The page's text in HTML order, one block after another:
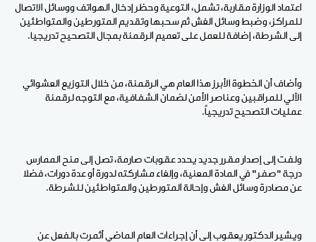
اعتماد الوزارة مقاربة، تشمل، التوعية وحظر إدخال الهواتف ووسائل الاتصال
للمراكز، وضبط وسائل الغش ثم سحبها وتقديم المتورطين والمتواطئين
إلى الشرطة، إضافة للعمل على تعميم الرقمنة بمجال التصحيح تدريجيا.
وأضاف أن الخطوة الأبرز هذا العام هي الرقمنة، من خلال التوزيع العشوائي
الآلي للمراقبين وعناصر الأمن لضمان الشفافية، مع التوجه لرقمنة
عمليات التصحيح تدريجياً.
ولفت إلى إصدار مقرر جديد يحدد عقوبات صارمة، تصل إلى منح الممارس
درجة "صفر" في المادة المعنية، وإلغاء مشاركته لدورة أو عدة دورات، فضلا
عن مصادرة وسائل الغش وإحالة المتورطين والمتواطئين للشرطة.
ويشير الدكتور يعقوب إلى أن إجراءات العام الماضي أثمرت بالفعل عن